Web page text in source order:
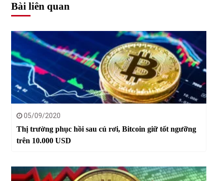
Bài liên quan
05/09/2020
Thị trường phục hồi sau cú rơi, Bitcoin giữ tốt ngưỡng
trên 10.000 USD